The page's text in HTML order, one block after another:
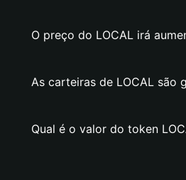
O preço do LOCAL irá
As carteiras de LOCAL são
Qual é o valor do token